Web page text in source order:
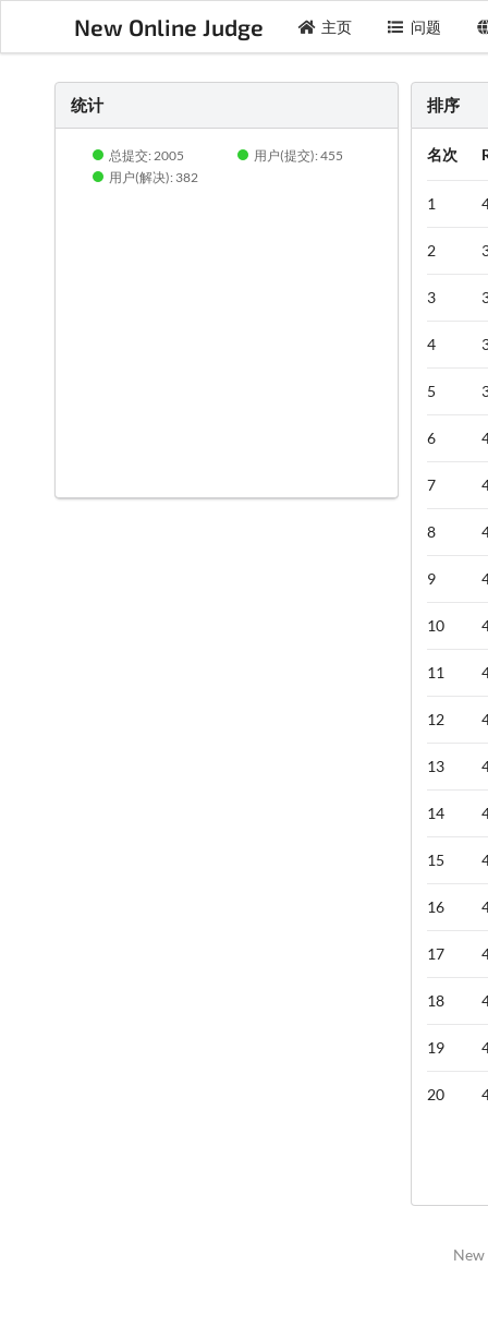
New Online Judge 主页 问题
统计
总提交: 2005
用户(提交): 455
用户(解决): 382
排序
名次
1
2
3
4
5
6
7
8
9
10
11
12
13
14
15
16
17
18
19
20